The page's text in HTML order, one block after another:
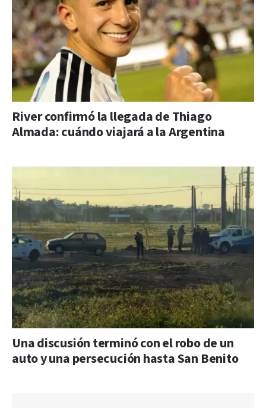
River confirmó la llegada de Thiago
Almada: cuándo viajará a la Argentina
Una discusión terminó con el robo de un
auto y una persecución hasta San Benito